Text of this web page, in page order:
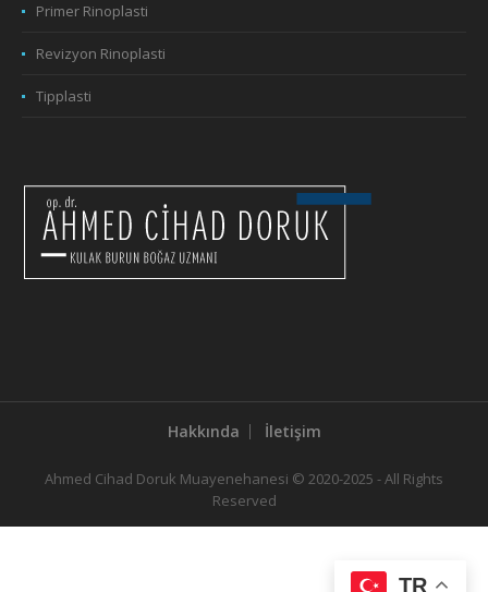
Primer Rinoplasti
Revizyon Rinoplasti
Tipplasti
Hakkında İletişim
Ahmed Cihad Doruk Muayenehanesi © 2020-2025 - All Rights
Reserved
TR